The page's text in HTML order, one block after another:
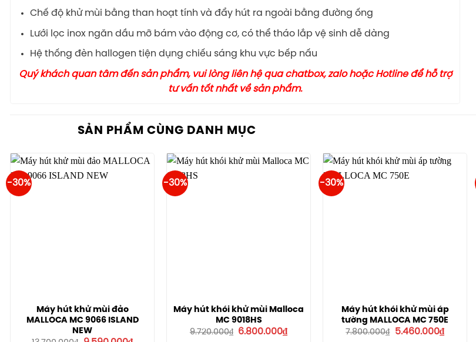
Chế độ khử mùi bằng than hoạt tính và đẩy hút ra ngoài bằng đường ống
Lưới lọc inox ngăn dầu mỡ bám vào động cơ, có thể tháo lắp vệ sinh dễ dàng
Hệ thống đèn hallogen tiện dụng chiếu sáng khu vực bếp nấu
Quý khách quan tâm đến sản phẩm, vui lòng liên hệ qua chatbox, zalo hoặc Hotline để hỗ trợ
tư vấn tốt nhất về sản phẩm.
SẢN PHẨM CÙNG DANH MỤC
-30%
Máy hút khử mùi đảo
MALLOCA MC 9066 ISLAND
NEW
-30%
Máy hút khói khử mùi Malloca
MC 9018HS
9.720.000₫ Giá
6.800.000₫Giá
hiện
-30%
Máy hút khói khử mùi áp
tường MALLOCA MC 750E
7.800.000₫
Giá
5.460.000₫Giá
hiện